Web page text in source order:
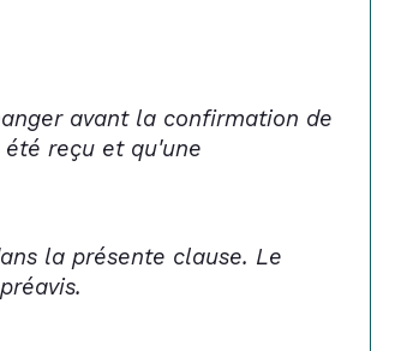
avant la confirmation de
reçu et qu'une
la présente clause. Le